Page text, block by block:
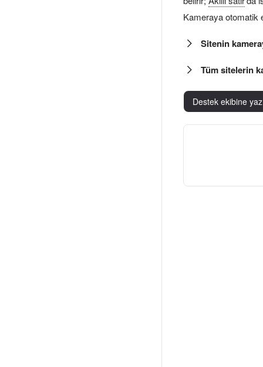
Kameraya otomatik
Sitenin
Tüm sitelerin
Destek ekibine yaz